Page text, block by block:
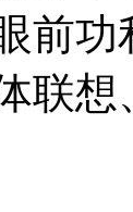
前
联